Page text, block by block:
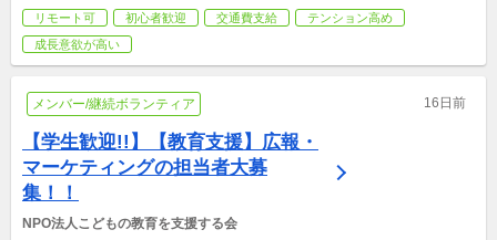
リモート可 初心者歓迎 交通費支給
テンション高め
成長意欲が高い
メンバー/継続ボランティア 16日前
【学生歓迎!!】【教育支援】広報・
マーケティングの担当者大募
集！！
NPO法人こどもの教育を支援する会